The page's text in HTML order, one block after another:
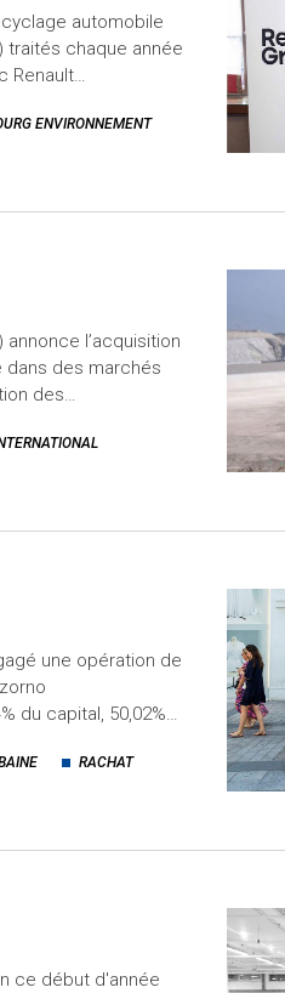
automobile
traités chaque année
ENVIRONNEMENT
annonce l’acquisition
dans des marchés
des…
une opération de
du capital, 50,02%…
RACHAT
ce début d'année